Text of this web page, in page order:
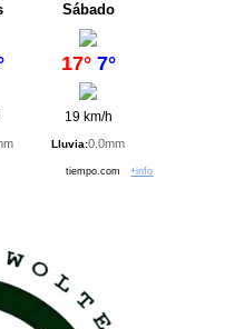
Sábado
17° 7°
19 km/h
Lluvia:0.0mm
tiempo.com+info